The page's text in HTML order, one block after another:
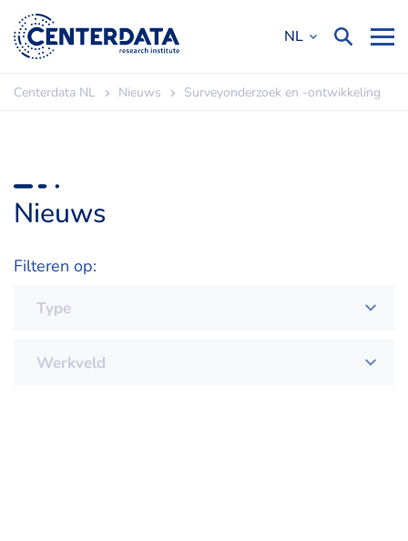
NL
Centerdata NL Nieuws Surveyonderzoek en -ontwikkeling
Nieuws
Filteren op: